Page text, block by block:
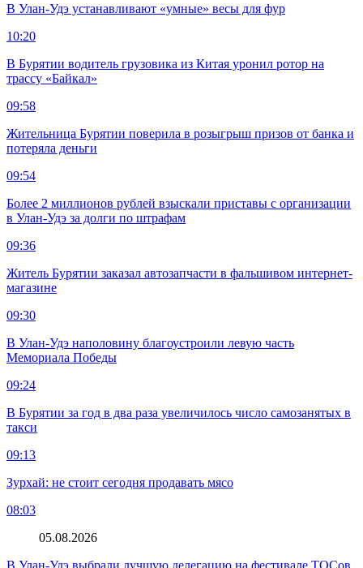
В Улан-Удэ устанавливают «умные» весы для фур
10:20
В Бурятии водитель грузовика из Китая уронил ротор на
трассу «Байкал»
09:58
Жительница Бурятии поверила в розыгрыш призов от банка и
потеряла деньги
09:54
Более 2 миллионов рублей взыскали приставы с организации
в Улан-Удэ за долги по штрафам
09:36
Житель Бурятии заказал автозапчасти в фальшивом интернет-
магазине
09:30
В Улан-Удэ наполовину благоустроили левую часть
Мемориала Победы
09:24
В Бурятии за год в два раза увеличилось число самозанятых в
такси
09:13
Зурхай: не стоит сегодня продавать мясо
08:03
05.08.2026
В Улан-Удэ выбрали лучшую делегацию на фестивале ТОСов